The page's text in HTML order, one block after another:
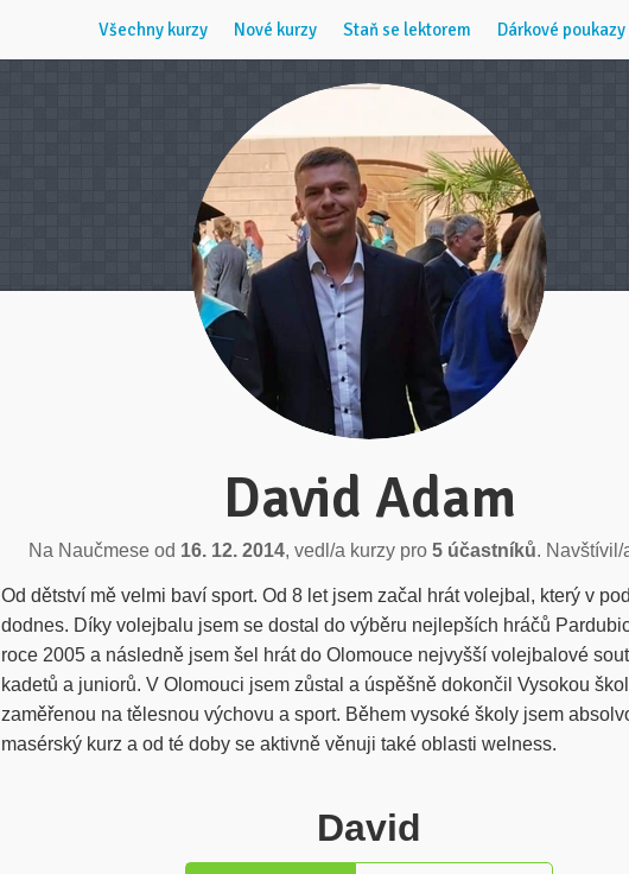
Všechny kurzy Nové kurzy Staň se lektorem Dárkové poukazy
David Adam
Na Naučmese od 16. 12. 2014, vedl/a kurzy pro 5 účastníků. Navštívil/
Od dětství mě velmi baví sport. Od 8 let jsem začal hrát volejbal, který v
dodnes. Díky volejbalu jsem se dostal do výběru nejlepších hráčů
roce 2005 a následně jsem šel hrát do Olomouce nejvyšší volejbalové
kadetů a juniorů. V Olomouci jsem zůstal a úspěšně dokončil Vysokou
zaměřenou na tělesnou výchovu a sport. Během vysoké školy jsem
masérský kurz a od té doby se aktivně věnuji také oblasti welness.
David